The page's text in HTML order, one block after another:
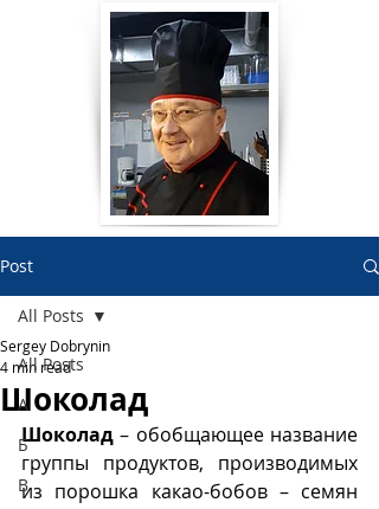
Post
All Posts
А
Б
В
All Posts
Шоколад
Sergey Dobrynin
4 min read
Шоколад – обобщающее название
группы продуктов, производимых
из порошка какао-бобов – семян